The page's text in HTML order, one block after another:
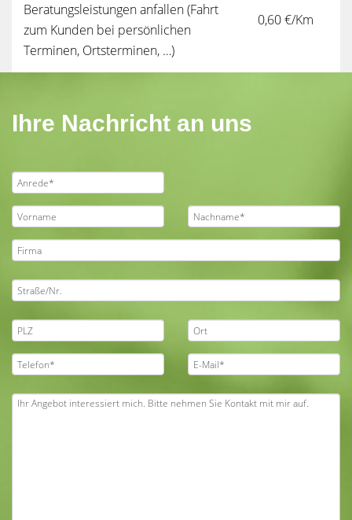
Beratungsleistungen anfallen (Fahrt
zum Kunden bei persönlichen
Terminen, Ortsterminen, …)
0,60 €/Km
Ihre Nachricht an uns